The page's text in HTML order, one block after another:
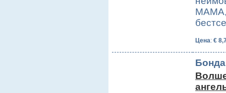
Цена: €